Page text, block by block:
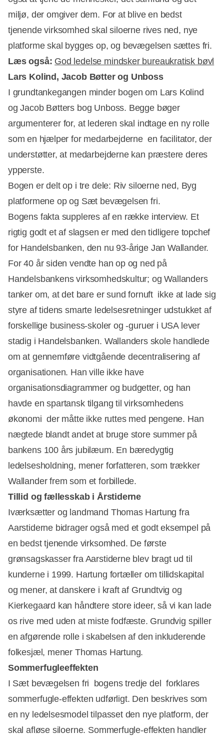
miljø, der omgiver dem. For at blive en bedst
tjenende virksomhed skal siloerne rives ned, nye
platforme skal bygges op, og bevægelsen sættes fri.
Læs også: God ledelse mindsker bureaukratisk bøvl
Lars Kolind, Jacob Bøtter og Unboss
I grundtankegangen minder bogen om Lars Kolind
og Jacob Bøtters bog Unboss. Begge bøger
argumenterer for, at lederen skal indtage en ny rolle
som en hjælper for medarbejderne  en facilitator, der
understøtter, at medarbejderne kan præstere deres
ypperste.
Bogen er delt op i tre dele: Riv siloerne ned, Byg
platformene op og Sæt bevægelsen fri.
Bogens fakta suppleres af en række interview. Et
rigtig godt et af slagsen er med den tidligere topchef
for Handelsbanken, den nu 93-årige Jan Wallander.
For 40 år siden vendte han op og ned på
Handelsbankens virksomhedskultur; og Wallanders
tanker om, at det bare er sund fornuft  ikke at lade sig
styre af tidens smarte ledelsesretninger udstukket af
forskellige business-skoler og -guruer i USA lever
stadig i Handelsbanken. Wallanders skole handlede
om at gennemføre vidtgående decentralisering af
organisationen. Han ville ikke have
organisationsdiagrammer og budgetter, og han
havde en spartansk tilgang til virksomhedens
økonomi  der måtte ikke ruttes med pengene. Han
nægtede blandt andet at bruge store summer på
bankens 100 års jubilæum. En bæredygtig
ledelsesholdning, mener forfatteren, som trækker
Wallander frem som et forbillede.
Tillid og fællesskab i Årstiderne
Iværksætter og landmand Thomas Hartung fra
Aarstiderne bidrager også med et godt eksempel på
en bedst tjenende virksomhed. De første
grønsagskasser fra Aarstiderne blev bragt ud til
kunderne i 1999. Hartung fortæller om tillidskapital
og mener, at danskere i kraft af Grundtvig og
Kierkegaard kan håndtere store ideer, så vi kan lade
os rive med uden at miste fodfæste. Grundvig spiller
en afgørende rolle i skabelsen af den inkluderende
folkesjæl, mener Thomas Hartung.
Sommerfugleeffekten
I Sæt bevægelsen fri  bogens tredje del  forklares
sommerfugle-effekten udførligt. Den beskrives som
en ny ledelsesmodel tilpasset den nye platform, der
skal afløse siloerne. Sommerfugle-effekten handler